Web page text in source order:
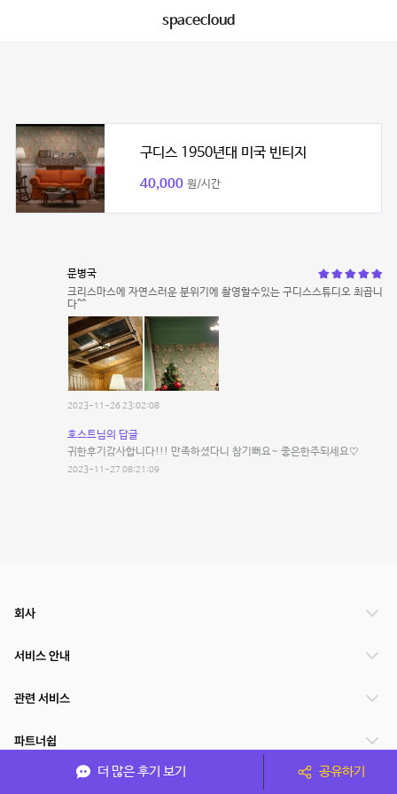
spacecloud
구디스 1950년대 미국 빈티지
40,000 원/시간
문병국
크리스마스에 자연스러운 분위기에 촬영할수있는 구디스스튜디오 최곱니
다^^
2023-11-26 23:02:08
호스트님의 답글
귀한후기감사합니다!!! 만족하셨다니 참기뻐요~ 좋은한주되세요♡
2023-11-27 08:21:09
더 많은 후기 보기 공유하기
회사
서비스 안내
관련 서비스
파트너쉽
서비스 제공 국가